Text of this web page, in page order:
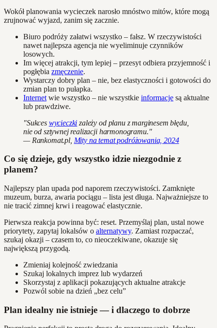
Wokół planowania wycieczek narosło mnóstwo mitów, które mogą
zrujnować wyjazd, zanim się zacznie.
Biuro podróży załatwi wszystko – fałsz. W rzeczywistości
nawet najlepsza agencja nie wyeliminuje czynników
losowych.
Im więcej atrakcji, tym lepiej – przesyt odbiera przyjemność i
pogłębia zmęczenie.
Wystarczy dobry plan – nie, bez elastyczności i gotowości do
zmian plan to pułapka.
Internet wie wszystko – nie wszystkie informacje są aktualne
lub prawdziwe.
"Sukces wycieczki zależy od planu z marginesem błędu,
nie od sztywnej realizacji harmonogramu."
— Rankomat.pl, Mity na temat podróżowania, 2024
Co się dzieje, gdy wszystko idzie niezgodnie z
planem?
Najlepszy plan upada pod naporem rzeczywistości. Zamknięte
muzeum, burza, awaria pociągu – lista jest długa. Najważniejsze to
nie tracić zimnej krwi i reagować elastycznie.
Pierwsza reakcja powinna być: reset. Przemyślaj plan, ustal nowe
priorytety, zapytaj lokalsów o alternatywy. Zamiast rozpaczać,
szukaj okazji – czasem to, co nieoczekiwane, okazuje się
największą przygodą.
Zmieniaj kolejność zwiedzania
Szukaj lokalnych imprez lub wydarzeń
Skorzystaj z aplikacji pokazujących aktualne atrakcje
Pozwól sobie na dzień „bez celu”
Plan idealny nie istnieje — i dlaczego to dobrze